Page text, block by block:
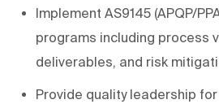
Implement AS9145 (APQP/
programs including process
deliverables, and risk
Provide quality leadership